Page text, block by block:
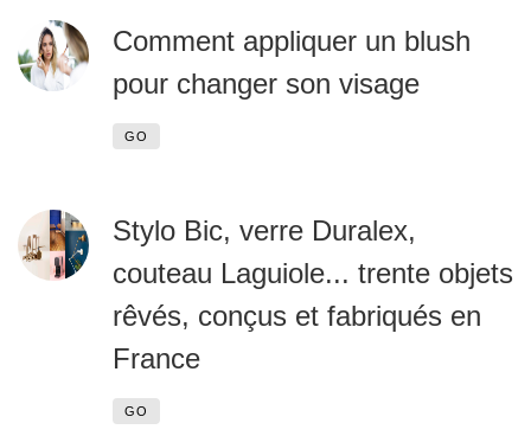
Comment appliquer un blush
pour changer son visage
GO
Stylo Bic, verre Duralex,
couteau Laguiole... trente objets
rêvés, conçus et fabriqués en
France
GO